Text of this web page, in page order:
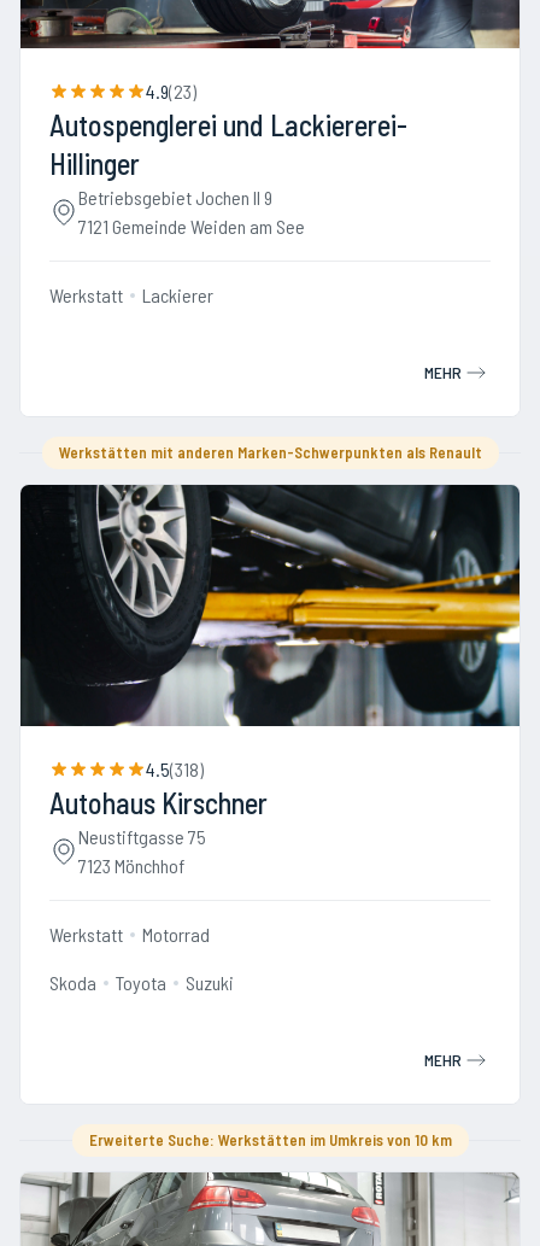
4.9(23)
Autospenglerei und Lackiererei-
Hillinger
Betriebsgebiet Jochen II 9
7121 Gemeinde Weiden am See
Werkstatt Lackierer
MEHR
Werkstätten mit anderen Marken-Schwerpunkten als Renault
4.5(318)
Autohaus Kirschner
Neustiftgasse 75
7123 Mönchhof
Werkstatt Motorrad
Skoda Toyota Suzuki
MEHR
Erweiterte Suche: Werkstätten im Umkreis von 10 km